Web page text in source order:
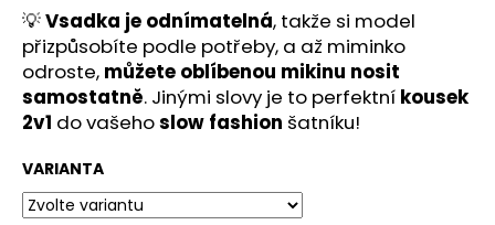
💡Vsadka je odnímatelná, takže si model
přizpůsobíte podle potřeby, a až miminko
odroste, můžete oblíbenou mikinu nosit
samostatně. Jinými slovy je to perfektní kousek
2v1 do vašehoslow fashion šatníku!
VARIANTA